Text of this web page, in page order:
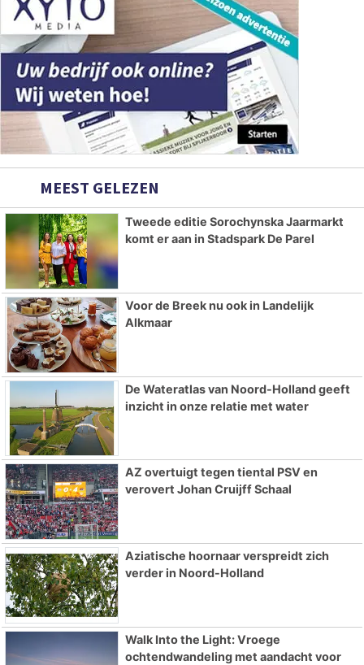
MEEST GELEZEN
Tweede editie Sorochynska Jaarmarkt
komt er aan in Stadspark De Parel
Voor de Breek nu ook in Landelijk
Alkmaar
De Wateratlas van Noord-Holland geeft
inzicht in onze relatie met water
AZ overtuigt tegen tiental PSV en
verovert Johan Cruijff Schaal
Aziatische hoornaar verspreidt zich
verder in Noord-Holland
Walk Into the Light: Vroege
ochtendwandeling met aandacht voor